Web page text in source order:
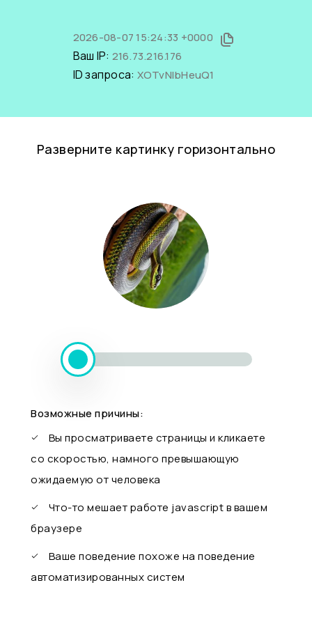
2026-08-07 15:24:33 +0000
Ваш IP: 216.73.216.176
ID запроса: XOTvNlbHeuQ1
Разверните картинку горизонтально
Возможные причины:
Вы просматриваете страницы и кликаете
со скоростью, намного превышающую
ожидаемую от человека
Что-то мешает работе javascript в вашем
браузере
Ваше поведение похоже на поведение
автоматизированных систем